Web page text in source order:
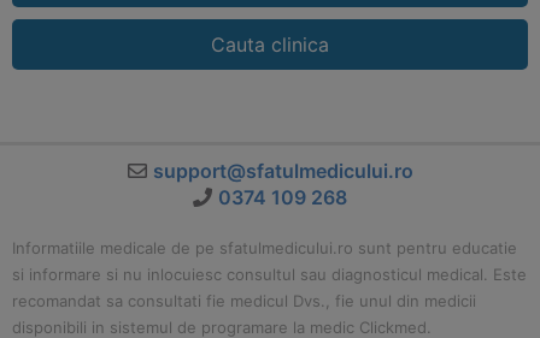
Cauta clinica
support@sfatulmedicului.ro
0374 109 268
Informatiile medicale de pe sfatulmedicului.ro sunt pentru educatie
si informare si nu inlocuiesc consultul sau diagnosticul medical. Este
recomandat sa consultati fie medicul Dvs., fie unul din medicii
disponibili in sistemul de programare la medic Clickmed.